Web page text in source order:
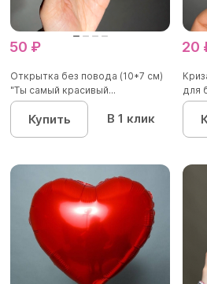
50 ₽
Открытка без повода (10*7 см)
"Ты самый красивый...
Купить В 1 клик
20
для